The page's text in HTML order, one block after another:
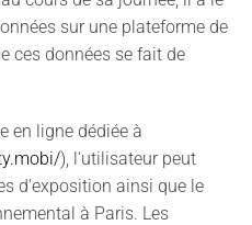
sur une plateforme de
ces données se fait de
en ligne dédiée à
), l'utilisateur peut
d'exposition ainsi que le
à Paris. Les